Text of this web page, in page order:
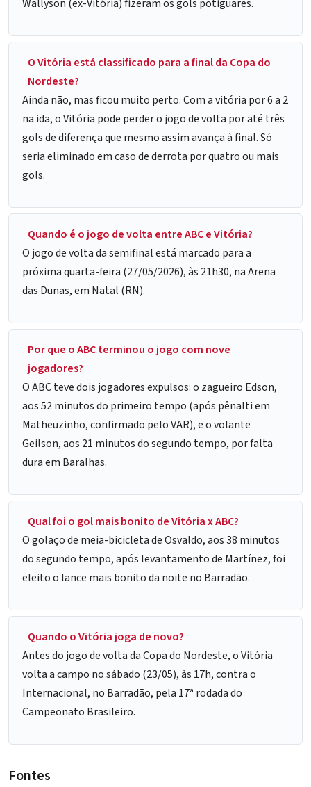
Wallyson (ex-Vitória) fizeram os gols potiguares.
O Vitória está classificado para a final da Copa do
Nordeste?
Ainda não, mas ficou muito perto. Com a vitória por 6 a 2
na ida, o Vitória pode perder o jogo de volta por até três
gols de diferença que mesmo assim avança à final. Só
seria eliminado em caso de derrota por quatro ou mais
gols.
Quando é o jogo de volta entre ABC e Vitória?
O jogo de volta da semifinal está marcado para a
próxima quarta-feira (27/05/2026), às 21h30, na Arena
das Dunas, em Natal (RN).
Por que o ABC terminou o jogo com nove
jogadores?
O ABC teve dois jogadores expulsos: o zagueiro Edson,
aos 52 minutos do primeiro tempo (após pênalti em
Matheuzinho, confirmado pelo VAR), e o volante
Geilson, aos 21 minutos do segundo tempo, por falta
dura em Baralhas.
Qual foi o gol mais bonito de Vitória x ABC?
O golaço de meia-bicicleta de Osvaldo, aos 38 minutos
do segundo tempo, após levantamento de Martínez, foi
eleito o lance mais bonito da noite no Barradão.
Quando o Vitória joga de novo?
Antes do jogo de volta da Copa do Nordeste, o Vitória
volta a campo no sábado (23/05), às 17h, contra o
Internacional, no Barradão, pela 17ª rodada do
Campeonato Brasileiro.
Fontes